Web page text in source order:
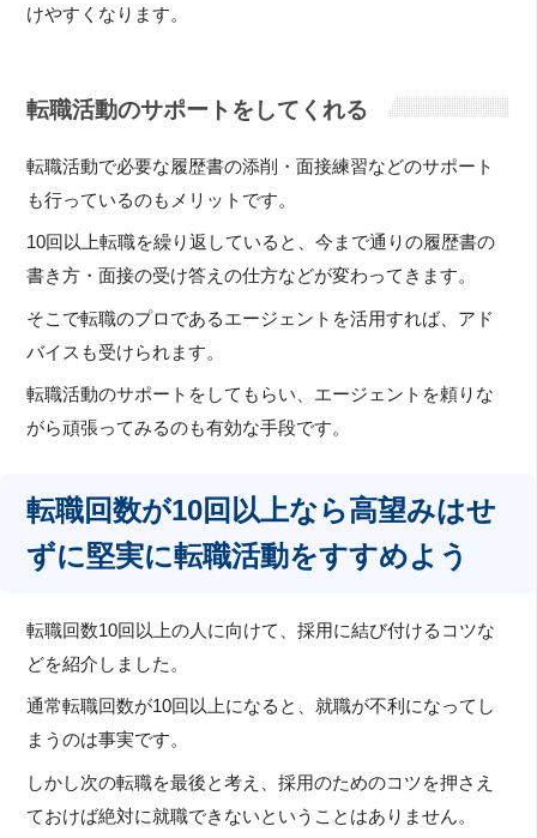
けやすくなります。
転職活動のサポートをしてくれる
転職活動で必要な履歴書の添削・面接練習などのサポート
も行っているのもメリットです。
10回以上転職を繰り返していると、今まで通りの履歴書の
書き方・面接の受け答えの仕方などが変わってきます。
そこで転職のプロであるエージェントを活用すれば、アド
バイスも受けられます。
転職活動のサポートをしてもらい、エージェントを頼りな
がら頑張ってみるのも有効な手段です。
転職回数が10回以上なら高望みはせ
ずに堅実に転職活動をすすめよう
転職回数10回以上の人に向けて、採用に結び付けるコツな
どを紹介しました。
通常転職回数が10回以上になると、就職が不利になってし
まうのは事実です。
しかし次の転職を最後と考え、採用のためのコツを押さえ
ておけば絶対に就職できないということはありません。